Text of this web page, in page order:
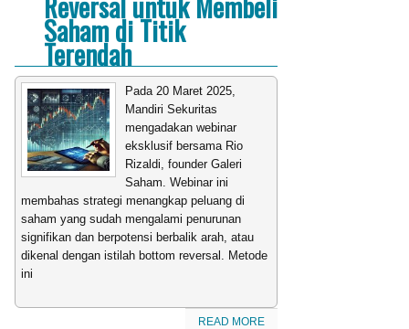
Saham di Titik
Terendah
Pada 20 Maret 2025,
Mandiri Sekuritas
mengadakan webinar
eksklusif bersama Rio
Rizaldi, founder Galeri
Saham. Webinar ini
membahas strategi menangkap peluang di
saham yang sudah mengalami penurunan
signifikan dan berpotensi berbalik arah, atau
dikenal dengan istilah bottom reversal. Metode
ini
READ MORE